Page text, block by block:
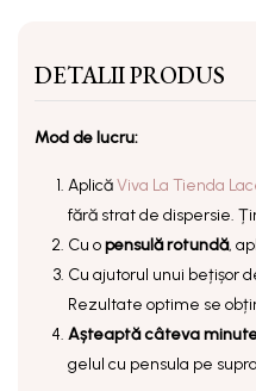
DETALII PRODUS
Mod de lucru:
AplicăViva La Tienda
fără strat de dispersie.
Cu opensulă rotundă,
Cu ajutorul unui bețișor
Rezultate optime se
Așteaptă câteva
gelul cu pensula pe